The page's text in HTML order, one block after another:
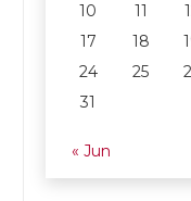
10
11
17
18
24
25
31
« Jun